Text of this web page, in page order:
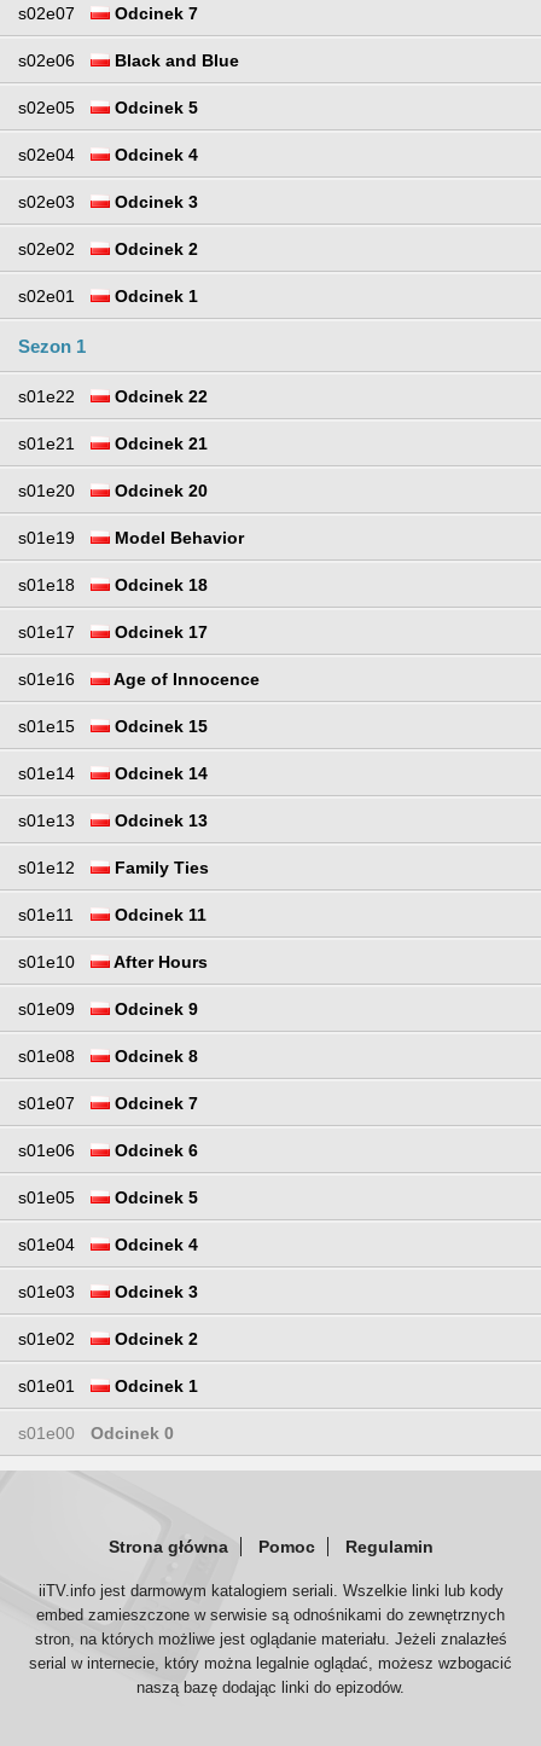
s02e07 Odcinek 7
s02e06 Black and Blue
s02e05 Odcinek 5
s02e04 Odcinek 4
s02e03 Odcinek 3
s02e02 Odcinek 2
s02e01 Odcinek 1
Sezon 1
s01e22 Odcinek 22
s01e21 Odcinek 21
s01e20 Odcinek 20
s01e19 Model Behavior
s01e18 Odcinek 18
s01e17 Odcinek 17
s01e16 Age of Innocence
s01e15 Odcinek 15
s01e14 Odcinek 14
s01e13 Odcinek 13
s01e12 Family Ties
s01e11 Odcinek 11
s01e10 After Hours
s01e09 Odcinek 9
s01e08 Odcinek 8
s01e07 Odcinek 7
s01e06 Odcinek 6
s01e05 Odcinek 5
s01e04 Odcinek 4
s01e03 Odcinek 3
s01e02 Odcinek 2
s01e01 Odcinek 1
s01e00 Odcinek 0
Strona główna Pomoc Regulamin
iiTV.info jest darmowym katalogiem seriali. Wszelkie linki lub kody
embed zamieszczone w serwisie są odnośnikami do zewnętrznych
stron, na których możliwe jest oglądanie materiału. Jeżeli znalazłeś
serial w internecie, który można legalnie oglądać, możesz wzbogacić
naszą bazę dodając linki do epizodów.